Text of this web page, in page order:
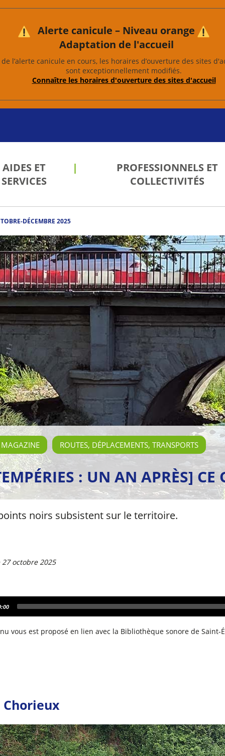
Alerte canicule – Niveau orange
Adaptation de l'accueil
l’alerte canicule en cours, les horaires d’ouverture des sites
sont exceptionnellement modifiés.
Connaître les horaires d'ouverture des sites d'accueil
AIDES ET
SERVICES
PROFESSIONNELS ET
COLLECTIVITÉS
DÉCEMBRE 2025
ROUTES, DÉPLACEMENTS, TRANSPORTS
: UN AN APRÈS] CE
noirs subsistent sur le territoire.
octobre 2025
vous est proposé en lien avec la Bibliothèque sonore de Saint-